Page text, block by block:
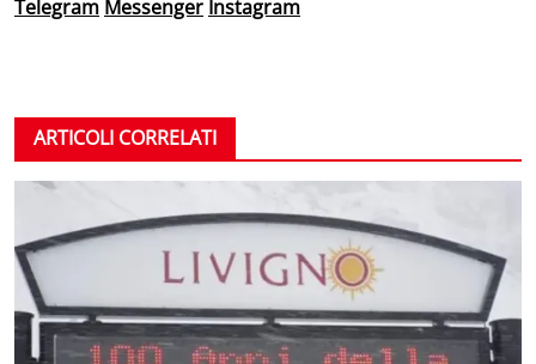
Telegram Messenger Instagram
ARTICOLI CORRELATI